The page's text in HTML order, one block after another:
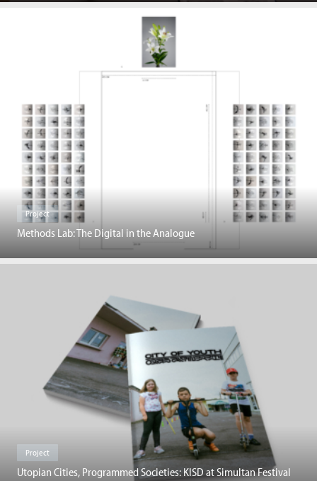
Project
Methods Lab: The Digital in the Analogue
Project
Utopian Cities, Programmed Societies: KISD at Simultan Festival